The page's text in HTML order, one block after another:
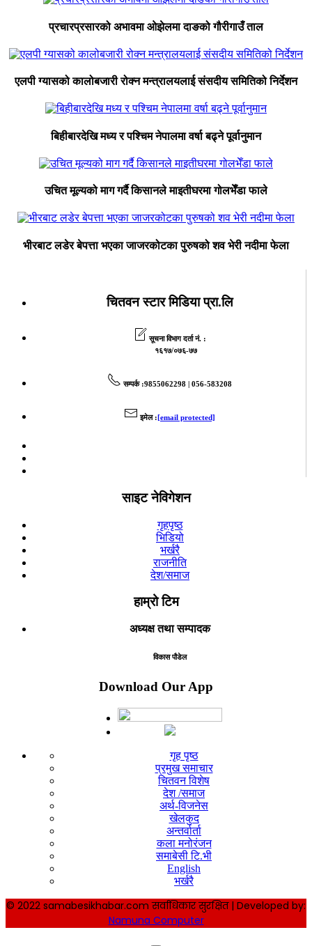
प्रचारप्रसारको अभावमा ओझेलमा दाङको गौरीगाउँ ताल
एलपी ग्यासको कालोबजारी रोक्न मन्त्रालयलाई संसदीय समितिको निर्देशन
बिहीबारदेखि मध्य र पश्चिम नेपालमा वर्षा बढ्ने पूर्वानुमान
उचित मूल्यको माग गर्दै किसानले माइतीघरमा गोलभेँडा फाले
भीरबाट लडेर बेपत्ता भएका जाजरकोटका पुरुषको शव भेरी नदीमा फेला
चितवन स्टार मिडिया प्रा.लि
सूचना विभाग दर्ता नं. :
१६१७/०७६-७७
सम्पर्क:9855062298 | 056-583208
इमेल: [email protected]
साइट नेविगेशन
गृहपृष्ठ
भिडियो
भर्खरै
राजनीति
देश/समाज
हाम्रो टिम
अध्यक्ष तथा सम्पादक
विकास पौडेल
Download Our App
गृह पृष्ठ
प्रमुख समाचार
चितवन विशेष
देश /समाज
अर्थ-विजनेस
खेलकुद
अन्तर्वार्ता
कला मनोरंजन
समाबेसी टि.भी
English
भर्खरै
© 2022 samabesikhabar.com सर्वाधिकार सुरक्षित | Developed by:
Namuna Computer